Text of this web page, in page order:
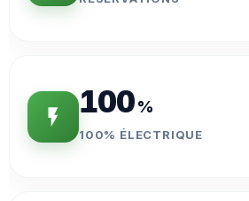
100%
100% ÉLECTRIQUE